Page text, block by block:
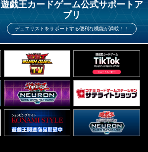
遊戯王カードゲーム公式サポートア
プリ
デュエリストをサポートする便利な機能が満載！！